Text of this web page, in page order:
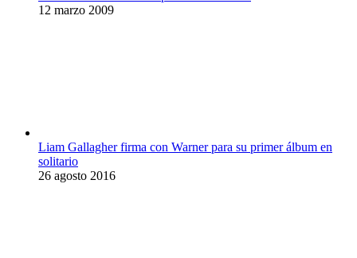
12 marzo 2009
Liam Gallagher firma con Warner para su primer álbum en
solitario
26 agosto 2016